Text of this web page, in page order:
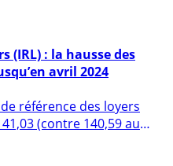
avril 2024
référence des loyers
(contre 140,59 au